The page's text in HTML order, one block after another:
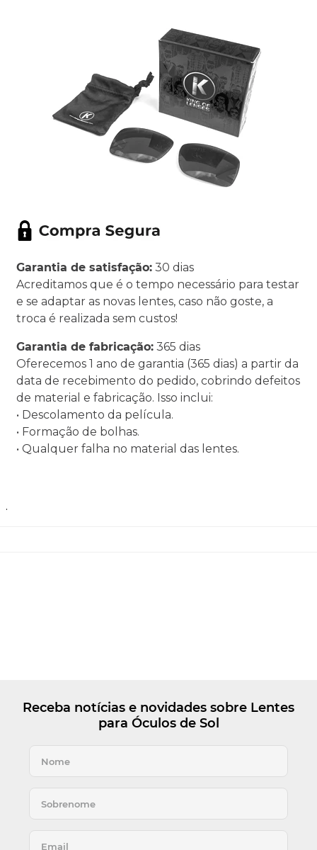
Garantia de satisfação: 30 dias
Acreditamos que é o tempo necessário para testar
e se adaptar as novas lentes, caso não goste, a
troca é realizada sem custos!
Garantia de fabricação: 365 dias
Oferecemos 1 ano de garantia (365 dias) a partir da
data de recebimento do pedido, cobrindo defeitos
de material e fabricação. Isso inclui:
• Descolamento da película.
• Formação de bolhas.
• Qualquer falha no material das lentes.
.
Receba notícias e novidades sobre Lentes
para Óculos de Sol